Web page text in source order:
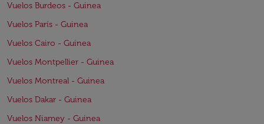
Vuelos Burdeos - Guinea
Vuelos París - Guinea
Vuelos Cairo - Guinea
Vuelos Montpellier - Guinea
Vuelos Montreal - Guinea
Vuelos Dakar - Guinea
Vuelos Niamey - Guinea